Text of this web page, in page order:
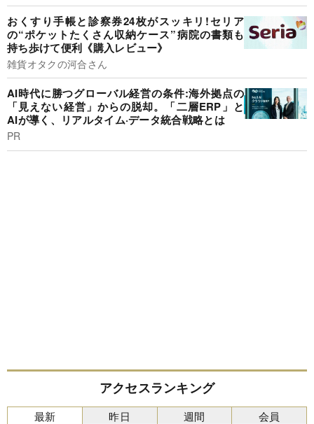
おくすり手帳と診察券24枚がスッキリ!セリア
の“ポケットたくさん収納ケース”病院の書類も
持ち歩けて便利《購入レビュー》
雑貨オタクの河合さん
AI時代に勝つグローバル経営の条件:海外拠点の
「見えない経営」からの脱却。「二層ERP」と
AIが導く、リアルタイム·データ統合戦略とは
PR
アクセスランキング
最新 昨日 週間 会員